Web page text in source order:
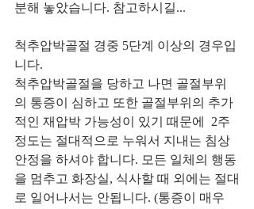
분해 놓았습니다. 참고하시길...
척추압박골절 경중 5단계 이상의 경우입
니다.
척추압박골절을 당하고 나면 골절부위
의 통증이 심하고 또한 골절부위의 추가
적인 재압박 가능성이 있기 때문에  2주
정도는 절대적으로 누워서 지내는 침상
안정을 하셔야 합니다. 모든 일체의 행동
을 멈추고 화장실, 식사할 때 외에는 절대
로 일어나서는 안됩니다. (통증이 매우